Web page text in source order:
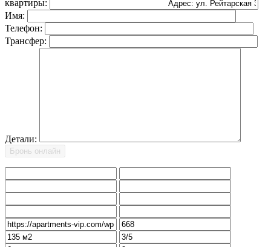
квартиры:
Имя:
Телефон:
Трансфер:
Детали: